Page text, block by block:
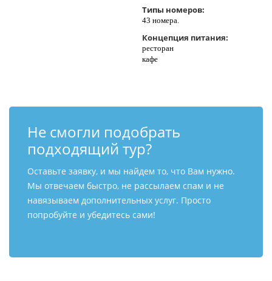
Типы номеров:
43 номера.
Концепция питания:
ресторан
кафе
Не смогли подобрать
подходящий тур?
Оставьте заявку, и мы найдем то, что Вам нужно.
Мы отвечаем быстро, не рассылаем спам и не
навязываем дополнительных услуг. Просто
попробуйте и убедитесь сами!